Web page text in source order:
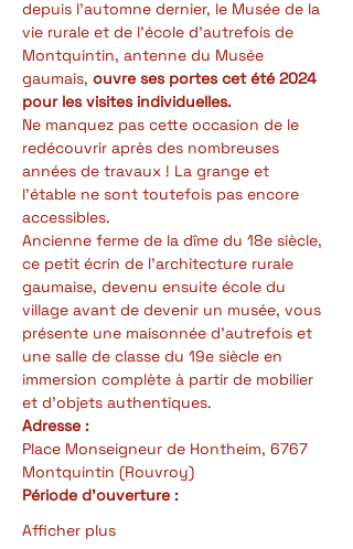
depuis l'automne dernier, le Musée de la
vie rurale et de l'école d'autrefois de
Montquintin, antenne du Musée
gaumais, ouvre ses portes cet été 2024
pour les visites individuelles.
Ne manquez pas cette occasion de le
redécouvrir après des nombreuses
années de travaux ! La grange et
l'étable ne sont toutefois pas encore
accessibles.
Ancienne ferme de la dîme du 18e siècle,
ce petit écrin de l'architecture rurale
gaumaise, devenu ensuite école du
village avant de devenir un musée, vous
présente une maisonnée d'autrefois et
une salle de classe du 19e siècle en
immersion complète à partir de mobilier
et d'objets authentiques.
Adresse :
Place Monseigneur de Hontheim, 6767
Montquintin (Rouvroy)
Période d'ouverture :
Afficher plus